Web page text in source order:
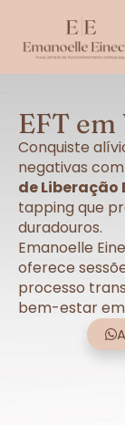
EFT em
Conquiste
negativas com
de Liberação
tapping que
duradouros.
Emanoelle
oferece
processo
bem-estar